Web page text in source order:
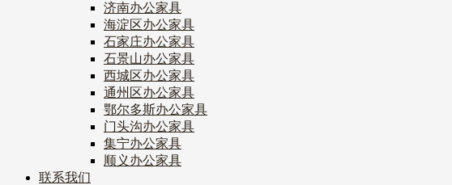
济南办公家具
海淀区办公家具
石家庄办公家具
石景山办公家具
西城区办公家具
通州区办公家具
鄂尔多斯办公家具
门头沟办公家具
集宁办公家具
顺义办公家具
联系我们